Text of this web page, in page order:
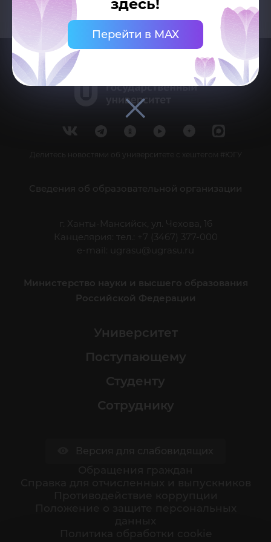
здесь!
Перейти в MAX
Делитесь новостями об университете с хештегом #ЮГУ
Сведения об образовательной организации
г. Ханты-Мансийск, ул. Чехова, 16
Канцелярия: тел.: +7 (3467) 377-000
e-mail:
ugrasu@ugrasu.ru
Министерство науки и высшего образования
Российской Федерации
Университет
Поступающему
Студенту
Сотруднику